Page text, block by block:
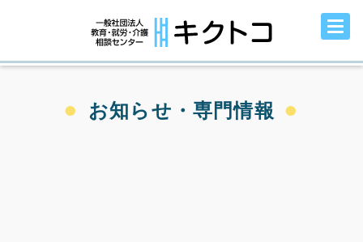
お知らせ・専門情報